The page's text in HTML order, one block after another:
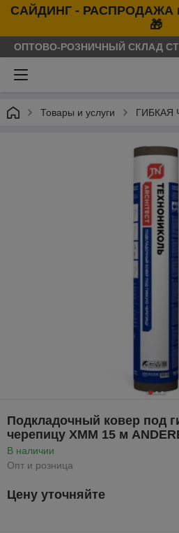
САЙДИНГ - РАСПРОДАЖА
🎁
ОПТОВО-РОЗНИЧНЫЙ СКЛАД
Товары и услуги ГИБКАЯ
Подкладочный ковер под
черепицу ХММ 15 м
В наличии
Опт и розница
Цену уточняйте